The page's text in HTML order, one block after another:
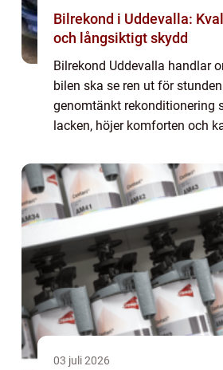
Bilrekond i Uddevalla:
och långsiktigt skydd
Bilrekond Uddevalla handlar
bilen ska se ren ut för
genomtänkt rekonditionering
lacken, höjer komforten och
som vill ha professionell ...
03 juli 2026